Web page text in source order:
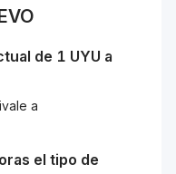
de 1 UYU a
a
el tipo de